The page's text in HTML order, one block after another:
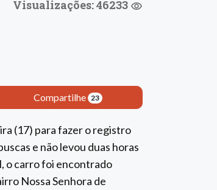
Visualizações: 46233
Compartilhe 23
(17) para fazer o registro
e não levou duas horas
o carro foi encontrado
Nossa Senhora de